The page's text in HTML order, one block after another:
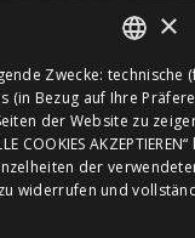
| C.I.R. 099001-
|
privacy
|
|Erklärung zur
the GooglePrivacy
apply
ITALIAN
ENGLISH
GERMAN
×
Zwecke: technische
Bezug auf Ihre
der Website zu
der
zu widerrufen und